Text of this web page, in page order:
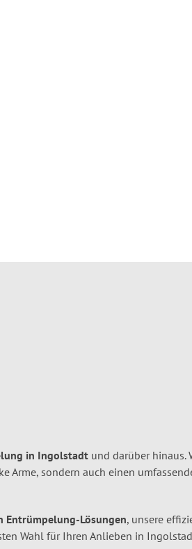
in Ingolstadt und darüber hinaus.
Arme, sondern auch einen
Entrümpelung-Lösungen, unsere
Wahl für Ihren Anlieben in